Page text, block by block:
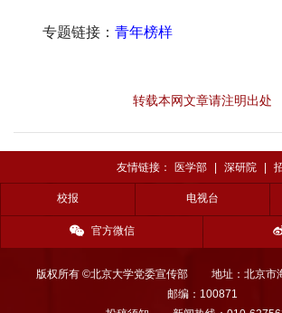
专题链接： 青年榜样
转载本网文章请注明出处
友情链接： 医学部 | 深研院 |
校报 电视台
官方微信
版权所有 ©北京大学党委宣传部
地址：北京市
邮编：100871